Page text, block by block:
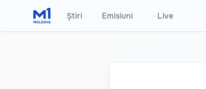
Știri Emisiuni Live